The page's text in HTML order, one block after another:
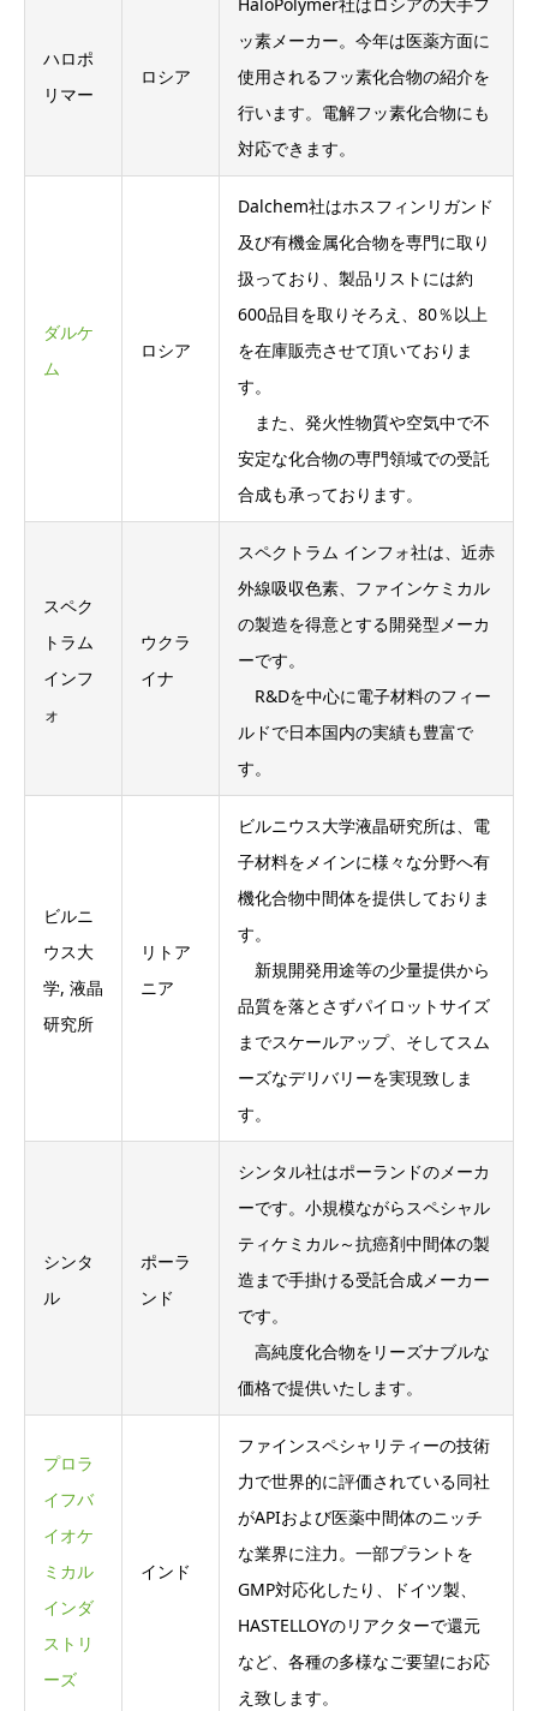
ハロポ
リマー
ロシア
ッ素メーカー。今年は医薬方面に
使用されるフッ素化合物の紹介を
行います。電解フッ素化合物にも
対応できます。
ダルケ
ム
ロシア
Dalchem社はホスフィンリガンド
及び有機金属化合物を専門に取り
扱っており、製品リストには約
600品目を取りそろえ、80％以上
を在庫販売させて頂いておりま
す。
また、発火性物質や空気中で不
安定な化合物の専門領域での受託
合成も承っております。
スペク
トラム
インフ
ォ
ウクラ
イナ
スペクトラム インフォ社は、近赤
外線吸収色素、ファインケミカル
の製造を得意とする開発型メーカ
ーです。
R&Dを中心に電子材料のフィー
ルドで日本国内の実績も豊富で
す。
ビルニ
ウス大
学, 液晶
研究所
リトア
ニア
ビルニウス大学液晶研究所は、電
子材料をメインに様々な分野へ有
機化合物中間体を提供しておりま
す。
新規開発用途等の少量提供から
品質を落とさずパイロットサイズ
までスケールアップ、そしてスム
ーズなデリバリーを実現致しま
す。
シンタ
ル
ポーラ
ンド
シンタル社はポーランドのメーカ
ーです。小規模ながらスペシャル
ティケミカル～抗癌剤中間体の製
造まで手掛ける受託合成メーカー
です。
高純度化合物をリーズナブルな
価格で提供いたします。
プロラ
イフバ
イオケ
ミカル
インダ
ストリ
ーズ
インド
ファインスペシャリティーの技術
力で世界的に評価されている同社
がAPIおよび医薬中間体のニッチ
な業界に注力。一部プラントを
GMP対応化したり、ドイツ製、
HASTELLOYのリアクターで還元
など、各種の多様なご要望にお応
え致します。